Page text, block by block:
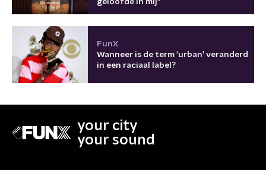
FunX
Wanneer is de term 'urban' veranderd
in een raciaal label?
your city
your sound